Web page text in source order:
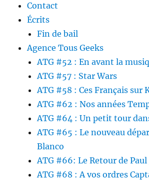
Contact
Écrits
Fin de bail
Agence Tous Geeks
ATG #52 : En avant la
ATG #57 : Star Wars
ATG #58 : Ces Français sur
ATG #62 : Nos années
ATG #64 : Un petit tour
ATG #65 : Le nouveau
Blanco
ATG #66: Le Retour de
ATG #68 : A vos ordres